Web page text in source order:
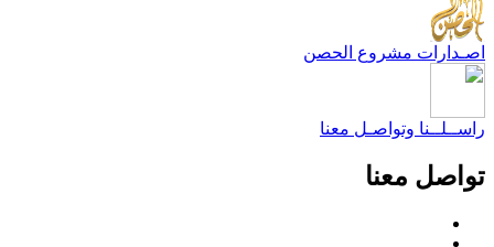
مشروع الحصن
وتواصـل معنا
معنا